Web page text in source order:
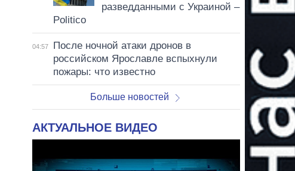
разведданными с Украиной –
Politico
04:57
После ночной атаки дронов в
российском Ярославле вспыхнули
пожары: что известно
Больше новостей
АКТУАЛЬНОЕ ВИДЕО